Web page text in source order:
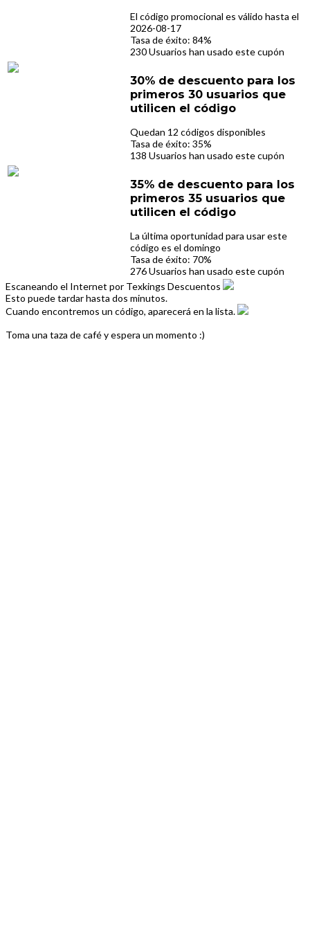
El código promocional es válido hasta el
2026-08-17
Tasa de éxito: 84%
230 Usuarios han usado este cupón
30% de descuento para los
primeros 30 usuarios que
utilicen el código
Quedan 12 códigos disponibles
Tasa de éxito: 35%
138 Usuarios han usado este cupón
35% de descuento para los
primeros 35 usuarios que
utilicen el código
La última oportunidad para usar este
código es el domingo
Tasa de éxito: 70%
276 Usuarios han usado este cupón
Escaneando el Internet por Texkings Descuentos
Esto puede tardar hasta dos minutos.
Cuando encontremos un código, aparecerá en la lista.
Toma una taza de café y espera un momento :)